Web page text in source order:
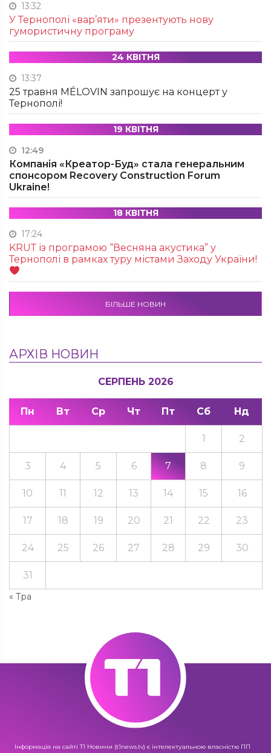
13:32
У Тернополі «вар’яти» презентують нову
гумористичну програму
24 КВІТНЯ
13:37
25 травня MÉLOVIN запрошує на концерт у
Тернополі!
19 КВІТНЯ
12:49
Компанія «Креатор-Буд» стала генеральним
спонсором Recovery Construction Forum
Ukraine!
18 КВІТНЯ
17:24
KRUТ із програмою “Весняна акустика” у
Тернополі в рамках туру містами Заходу України!
БІЛЬШЕ НОВИН
АРХІВ НОВИН
СЕРПЕНЬ 2026
Пн Вт Ср Чт Пт Сб Нд
« Тра
1 2
3 4 5 6 7 8 9
10 11 12 13 14 15 16
17 18 19 20 21 22 23
24 25 26 27 28 29 30
31
Інформація на сайті Т1 Новини (t1news.tv) є інтелектуальною власністю ПП